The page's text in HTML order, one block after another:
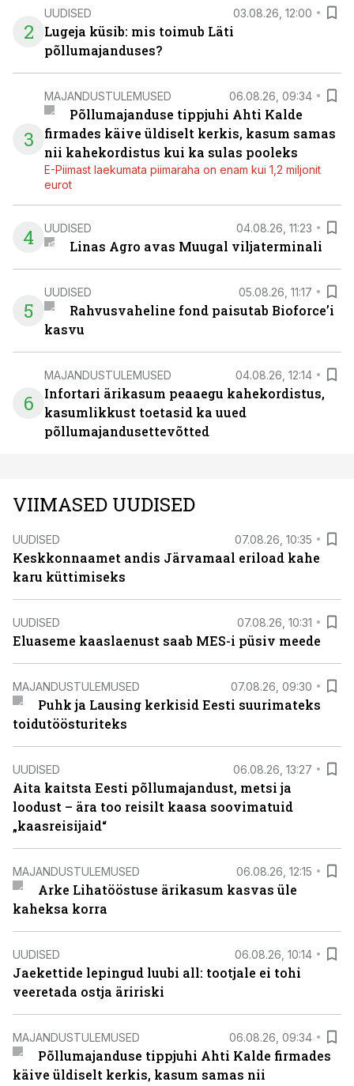
2
UUDISED 03.08.26, 12:00
Lugeja küsib: mis toimub Läti
põllumajanduses?
3
MAJANDUSTULEMUSED 06.08.26, 09:34
Põllumajanduse tippjuhi Ahti Kalde
firmades käive üldiselt kerkis, kasum samas
nii kahekordistus kui ka sulas pooleks
E-Piimast laekumata piimaraha on enam kui 1,2 miljonit
eurot
4 UUDISED 04.08.26, 11:23
Linas Agro avas Muugal viljaterminali
5
UUDISED 05.08.26, 11:17
Rahvusvaheline fond paisutab Bioforce’i
kasvu
6
MAJANDUSTULEMUSED 04.08.26, 12:14
Infortari ärikasum peaaegu kahekordistus,
kasumlikkust toetasid ka uued
põllumajandusettevõtted
VIIMASED UUDISED
UUDISED 07.08.26, 10:35
Keskkonnaamet andis Järvamaal eriload kahe
karu küttimiseks
UUDISED 07.08.26, 10:31
Eluaseme kaaslaenust saab MES-i püsiv meede
MAJANDUSTULEMUSED 07.08.26, 09:30
Puhk ja Lausing kerkisid Eesti suurimateks
toidutöösturiteks
UUDISED 06.08.26, 13:27
Aita kaitsta Eesti põllumajandust, metsi ja
loodust – ära too reisilt kaasa soovimatuid
„kaasreisijaid“
MAJANDUSTULEMUSED 06.08.26, 12:15
Arke Lihatööstuse ärikasum kasvas üle
kaheksa korra
UUDISED 06.08.26, 10:14
Jaekettide lepingud luubi all: tootjale ei tohi
veeretada ostja äririski
MAJANDUSTULEMUSED 06.08.26, 09:34
Põllumajanduse tippjuhi Ahti Kalde firmades
käive üldiselt kerkis, kasum samas nii